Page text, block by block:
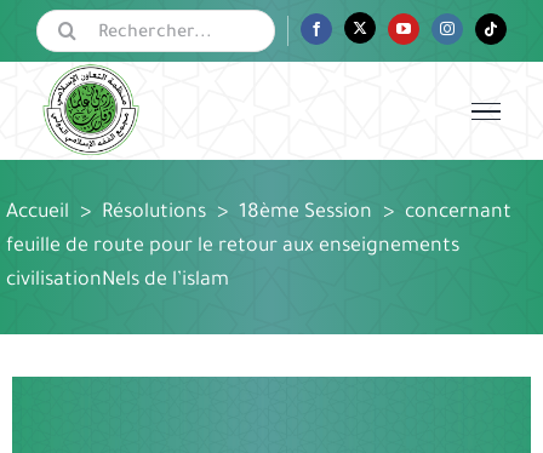
Passer
contenu
Rechercher:
FacebookTwitter YouTubeInstagramTiktok
Accueil > Résolutions > 18ème Session > concernant
feuille de route pour le retour aux enseignements
civilisationNels de l’islam